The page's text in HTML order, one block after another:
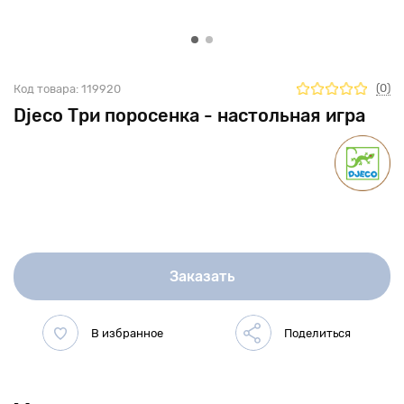
Djeco Три поросенка - настольная игра
Код товара: 119920 (0)
Заказать